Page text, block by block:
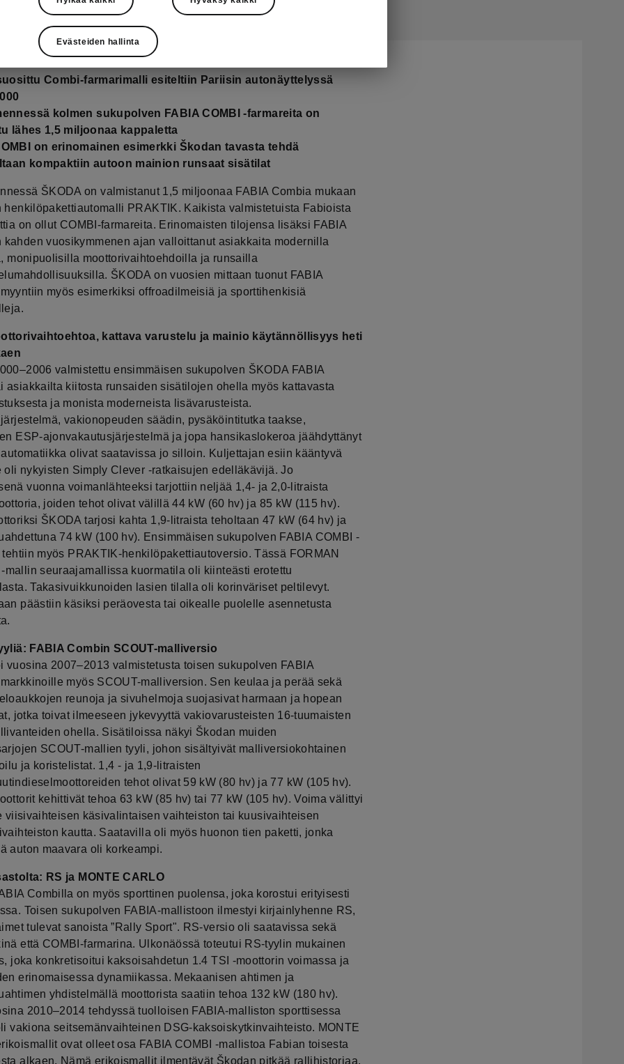
Combi-farmarimalli esiteltiin Pariisin autonäyttelyssä
kolmen sukupolven FABIA COMBI -farmareita on
lähes 1,5 miljoonaa kappaletta
on erinomainen esimerkki Škodan tavasta tehdä
kompaktiin autoon mainion runsaat sisätilat
ŠKODA on valmistanut 1,5 miljoonaa FABIA Combia mukaan
henkilöpakettiautomalli PRAKTIK. Kaikista valmistetuista Fabioista
on ollut COMBI-farmareita. Erinomaisten tilojensa lisäksi FABIA
kahden vuosikymmenen ajan valloittanut asiakkaita modernilla
monipuolisilla moottorivaihtoehdoilla ja runsailla
ŠKODA on vuosien mittaan tuonut FABIA
myös esimerkiksi offroadilmeisiä ja sporttihenkisiä
kattava varustelu ja mainio käytännöllisyys heti
valmistettu ensimmäisen sukupolven ŠKODA FABIA
asiakkailta kiitosta runsaiden sisätilojen ohella myös kattavasta
ja monista moderneista lisävarusteista.
vakionopeuden säädin, pysäköintitutka taakse,
ESP-ajonvakautusjärjestelmä ja jopa hansikaslokeroa jäähdyttänyt
olivat saatavissa jo silloin. Kuljettajan esiin kääntyvä
oli nykyisten Simply Clever -ratkaisujen edelläkävijä. Jo
vuonna voimanlähteeksi tarjottiin neljää 1,4- ja 2,0-litraista
joiden tehot olivat välillä 44 kW (60 hv) ja 85 kW (115 hv).
ŠKODA tarjosi kahta 1,9-litraista teholtaan 47 kW (64 hv) ja
74 kW (100 hv). Ensimmäisen sukupolven FABIA COMBI -
myös PRAKTIK-henkilöpakettiautoversio. Tässä FORMAN
mallin seuraajamallissa kuormatila oli kiinteästi erotettu
Takasivuikkunoiden lasien tilalla oli korinväriset peltilevyt.
päästiin käsiksi peräovesta tai oikealle puolelle asennetusta
FABIA Combin SCOUT-malliversio
vuosina 2007‒2013 valmistetusta toisen sukupolven FABIA
myös SCOUT-malliversion. Sen keulaa ja perää sekä
reunoja ja sivuhelmoja suojasivat harmaan ja hopean
jotka toivat ilmeeseen jykevyyttä vakiovarusteisten 16-tuumaisten
ohella. Sisätiloissa näkyi Škodan muiden
SCOUT-mallien tyyli, johon sisältyivät malliversiokohtainen
ja koristelistat. 1,4 - ja 1,9-litraisten
tehot olivat 59 kW (80 hv) ja 77 kW (105 hv).
kehittivät tehoa 63 kW (85 hv) tai 77 kW (105 hv). Voima välittyi
viisivaihteisen käsivalintaisen vaihteiston tai kuusivaihteisen
kautta. Saatavilla oli myös huonon tien paketti, jonka
auton maavara oli korkeampi.
RS ja MONTE CARLO
Combilla on myös sporttinen puolensa, joka korostui erityisesti
Toisen sukupolven FABIA-mallistoon ilmestyi kirjainlyhenne RS,
tulevat sanoista ”Rally Sport". RS-versio oli saatavissa sekä
että COMBI-farmarina. Ulkonäössä toteutui RS-tyylin mukainen
joka konkretisoitui kaksoisahdetun 1.4 TSI -moottorin voimassa ja
erinomaisessa dynamiikassa. Mekaanisen ahtimen ja
yhdistelmällä moottorista saatiin tehoa 132 kW (180 hv).
2010‒2014 tehdyssä tuolloisen FABIA-malliston sporttisessa
vakiona seitsemänvaihteinen DSG-kaksoiskytkinvaihteisto. MONTE
ovat olleet osa FABIA COMBI -mallistoa Fabian toisesta
alkaen. Nämä erikoismallit ilmentävät Škodan pitkää rallihistoriaa.
Evästeiden hallinta